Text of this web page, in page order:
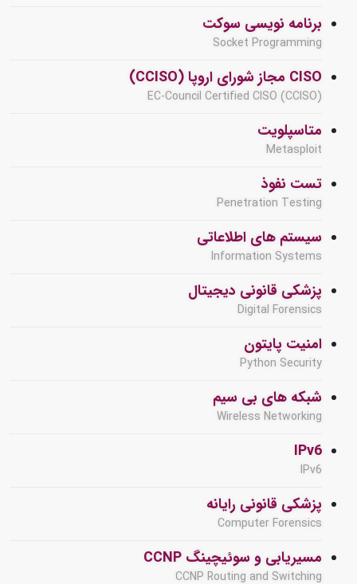
برنامه نویسی سوکت
Socket Programming
CISO مجاز شورای اروپا (CCISO)
EC-Council Certified CISO (CCISO)
متاسپلویت
Metasploit
تست نفوذ
Penetration Testing
سیستم های اطلاعاتی
Information Systems
پزشکی قانونی دیجیتال
Digital Forensics
امنیت پایتون
Python Security
شبکه های بی سیم
Wireless Networking
IPv6
IPv6
پزشکی قانونی رایانه
Computer Forensics
مسیریابی و سوئیچینگ CCNP
CCNP Routing and Switching